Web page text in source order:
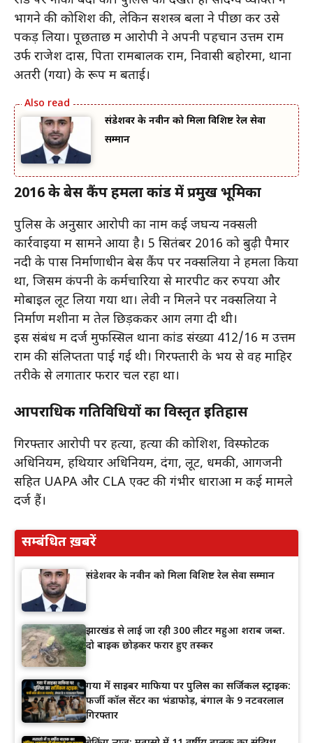
भागने की कोशिश की, लेकिन सशस्त्र बलों ने पीछा कर उसे
पकड़ लिया। पूछताछ में आरोपी ने अपनी पहचान उत्तम राम
उर्फ राजेश दास, पिता रामबालक राम, निवासी बहोरमा, थाना
अतरी (गया) के रूप में बताई।
संडेशवर के नवीन को मिला विशिष्ट रेल सेवा
सम्मान
2016 के बेस कैंप हमला कांड में प्रमुख भूमिका
पुलिस के अनुसार आरोपी का नाम कई जघन्य नक्सली
कार्रवाइयों में सामने आया है। 5 सितंबर 2016 को बुढ़ी पैमार
नदी के पास निर्माणाधीन बेस कैंप पर नक्सलियों ने हमला किया
था, जिसमें कंपनी के कर्मचारियों से मारपीट कर रुपया और
मोबाइल लूट लिया गया था। लेवी न मिलने पर नक्सलियों ने
निर्माण मशीनों में तेल छिड़ककर आग लगा दी थी।
इस संबंध में दर्ज मुफस्सिल थाना कांड संख्या 412/16 में उत्तम
राम की संलिप्तता पाई गई थी। गिरफ्तारी के भय से वह माहिर
तरीके से लगातार फरार चल रहा था।
आपराधिक गतिविधियों का विस्तृत इतिहास
गिरफ्तार आरोपी पर हत्या, हत्या की कोशिश, विस्फोटक
अधिनियम, हथियार अधिनियम, दंगा, लूट, धमकी, आगजनी
सहित UAPA और CLA एक्ट की गंभीर धाराओं में कई मामले
दर्ज हैं।
सम्बंधित ख़बरें
संडेशवर के नवीन को मिला विशिष्ट रेल सेवा सम्मान
झारखंड से लाई जा रही 300 लीटर महुआ शराब जब्त.
दो बाइक छोड़कर फरार हुए तस्कर
गया में साइबर माफिया पर पुलिस का सर्जिकल स्ट्राइक:
फर्जी कॉल सेंटर का भंडाफोड़, बंगाल के 9 नटवरलाल
गिरफ्तार